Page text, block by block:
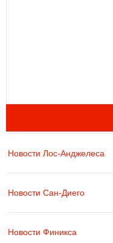
Новости Лос-Анджелеса
Новости Сан-Диего
Новости Финикса